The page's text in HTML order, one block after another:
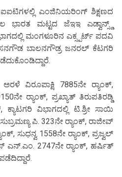
ಐಐಟಿಗಳಲ್ಲಿ ಎಂಜಿನಿಯರಿಂಗ್ ಶಿಕ್ಷಣದ
ಭಾರತ ಮಟ್ಟದ ಜೆಇಇ ಎಡ್ವಾನ್ಸ್ಡ್
ಮಂಗಳೂರಿನ ಎಕ್ಸ್ಪರ್ಟ್ ಪದವಿ
ಬಾಲನಗೌಡ್ರ ಜನರಲ್ ಕೆಟಗರಿ
ವಿರೂಪಾಕ್ಷಿ 7885ನೇ ರ‍್ಯಾಂಕ್,
ರ‍್ಯಾಂಕ್, ಪ್ರಖ್ಯಾತ್ ತಿರುಪತಿರಡ್ಡಿ
ಕ್ಯಾಟಗರಿ ವಿಭಾಗದಲ್ಲಿ ಟಿ.ಶ್ರೀ ಸಾಯಿ
ಪಿ. 323ನೇ ರ‍್ಯಾಂಕ್, ರಾಜೀವ್
ಸುಧನ್ವ 1558ನೇ ರ‍್ಯಾಂಕ್, ಪ್ರಜ್ವಲ್
ಎನ್.ಎಂ. 2747ನೇ ರ‍್ಯಾಂಕ್, ಹರ್ಷಿತ್